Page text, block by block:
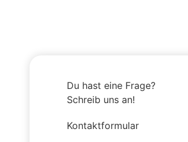
Du hast eine Frage?
Schreib uns an!
Kontaktformular